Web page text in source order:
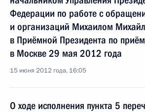
Федерации по работе с
и организаций Михаилом
в Приёмной Президента по
в Москве 29 мая 2012 года
15 июня 2012 года, 16:05
О ходе исполнения пункта 5